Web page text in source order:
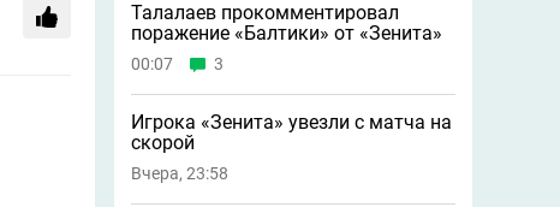
Талалаев прокомментировал
поражение «Балтики» от «Зенита»
00:07 3
Игрока «Зенита» увезли с матча на
скорой
Вчера, 23:58